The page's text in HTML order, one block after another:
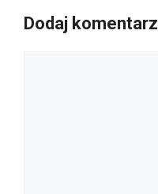
Dodaj komentarz